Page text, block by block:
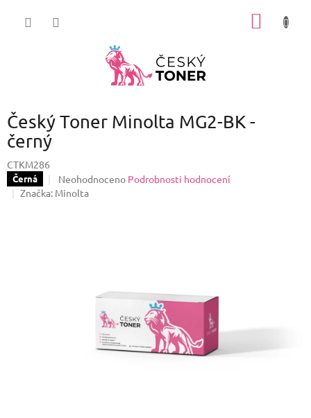
Český Toner Minolta MG2-BK -
černý
CTKM286
Černá
Průměrné
hodnocení
Neohodnoceno Podrobnosti hodnocení
Značka: Minolta